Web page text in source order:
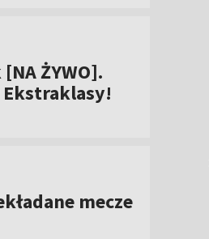
ŻYWO].
Ekstraklasy!
mecze